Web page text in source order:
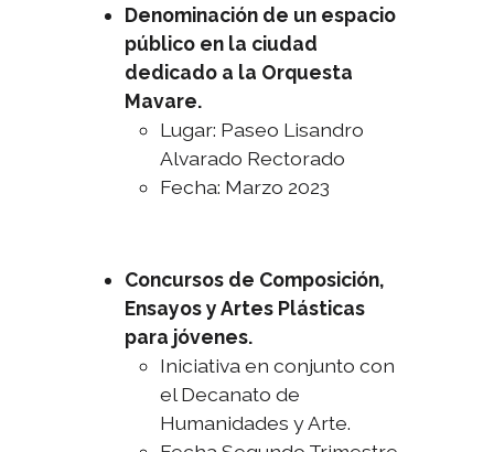
Denominación de un espacio
público en la ciudad
dedicado a la Orquesta
Mavare.
Lugar: Paseo Lisandro
Alvarado Rectorado
Fecha: Marzo 2023
Concursos de Composición,
Ensayos y Artes Plásticas
para jóvenes.
Iniciativa en conjunto con
el Decanato de
Humanidades y Arte.